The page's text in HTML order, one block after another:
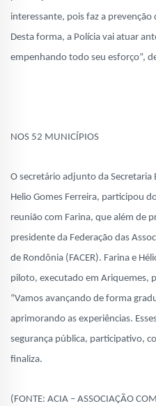
interessante, pois faz a
Desta forma, a Polícia vai atuar
empenhando todo seu esforço”,
NOS 52 MUNICÍPIOS
O secretário adjunto da Secretaria
Helio Gomes Ferreira, participou
reunião com Farina, que além de
presidente da Federação das
de Rondônia (FACER). Farina e
piloto, executado em Ariquemes,
“Vamos avançando de forma
aprimorando as experiências.
segurança pública, participativo,
finaliza.
(FONTE: ACIA – ASSOCIAÇÃO